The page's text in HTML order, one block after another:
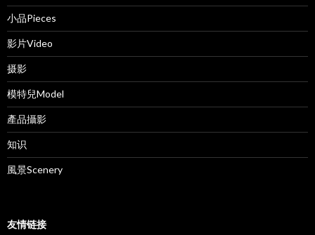
小品Pieces
影片Video
摄影
模特兒Model
產品攝影
知识
風景Scenery
友情链接